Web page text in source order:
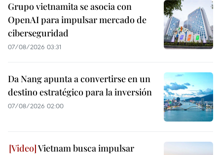
Grupo vietnamita se asocia con
OpenAI para impulsar mercado de
ciberseguridad
07/08/2026 03:31
Da Nang apunta a convertirse en un
destino estratégico para la inversión
07/08/2026 02:00
Vietnam busca impulsar